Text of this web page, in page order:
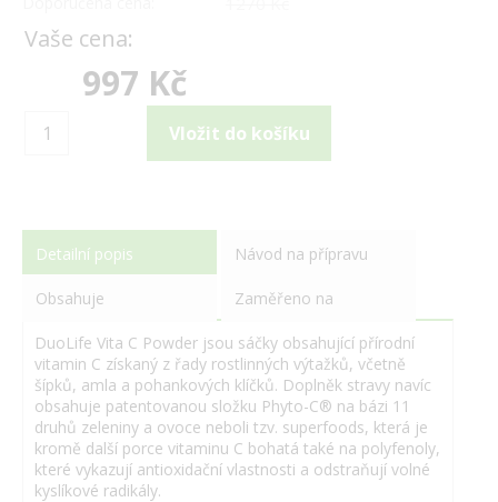
Vaše cena:
997 Kč
Detailní popis Návod na přípravu
Obsahuje Zaměřeno na
DuoLife Vita C Powder jsou sáčky obsahující přírodní
vitamin C získaný z řady rostlinných výtažků, včetně
šípků, amla a pohankových klíčků. Doplněk stravy navíc
obsahuje patentovanou složku Phyto-C® na bázi 11
druhů zeleniny a ovoce neboli tzv. superfoods, která je
kromě další porce vitaminu C bohatá také na polyfenoly,
které vykazují antioxidační vlastnosti a odstraňují volné
kyslíkové radikály.